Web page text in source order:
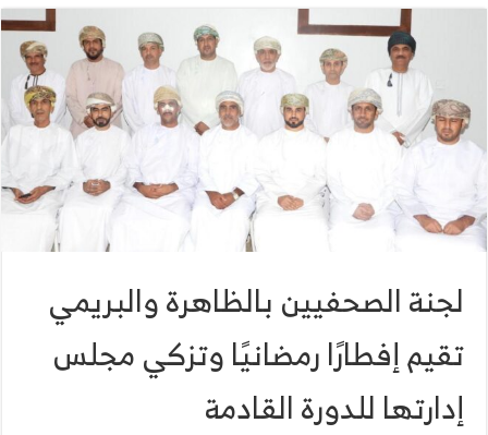
لجنة الصحفيين بالظاهرة والبريمي
تقيم إفطارًا رمضانيًا وتزكي مجلس
إدارتها للدورة القادمة